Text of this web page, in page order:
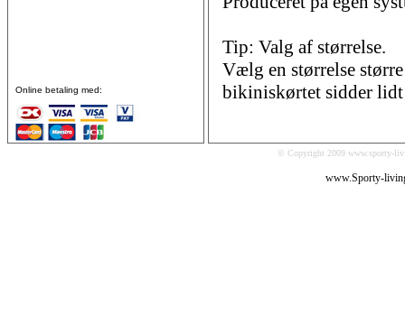
Online betaling med:
Tip: Valg af størrelse.
Vælg en størrelse
bikiniskørtet sidder
© Copyright 2009 www.sporty-
www.Sporty-